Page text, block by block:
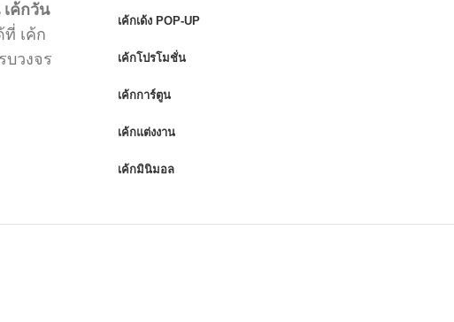
เค้กวัน
เค้ก
บวงจร
เค้กเด้ง POP-UP
เค้กโปรโมชั่น
เค้กการ์ตูน
เค้กแต่งงาน
เค้กมินิมอล